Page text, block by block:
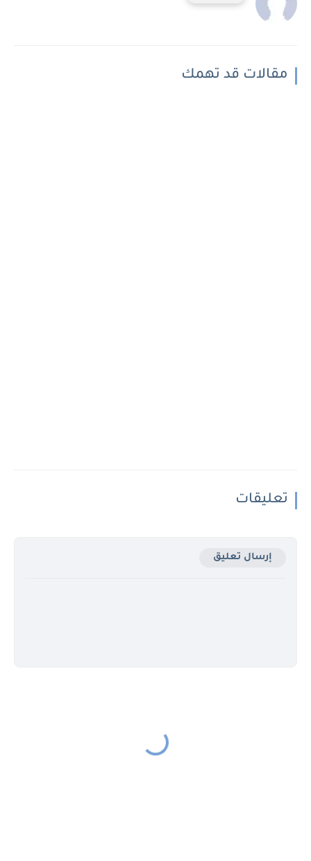
مقالات قد تهمك
تعليقات
إرسال تعليق